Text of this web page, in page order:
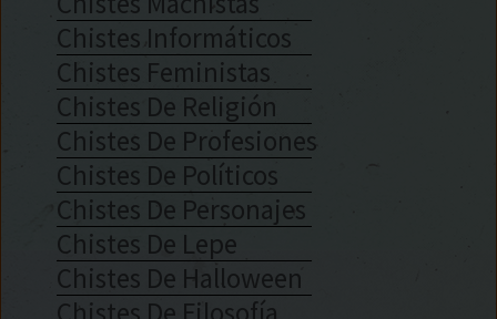
Chistes Informáticos
Chistes Feministas
Chistes De Religión
Chistes De Profesiones
Chistes De Políticos
Chistes De Personajes
Chistes De Lepe
Chistes De Halloween